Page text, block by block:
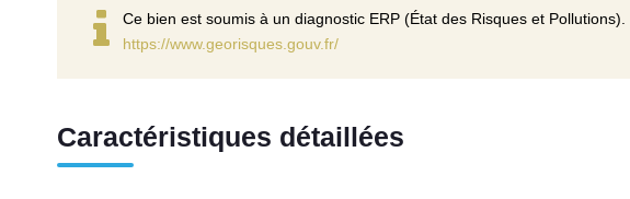
Ce bien est soumis à un diagnostic ERP (État des Risques et
https://www.georisques.gouv.fr/
Caractéristiques détaillées